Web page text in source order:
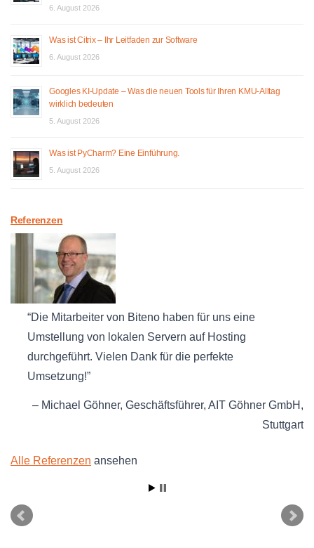
6. August 2026
Was ist Citrix – Ihr Leitfaden zur Software
6. August 2026
Googles KI-Update – Was die neuen Tools für Ihren KMU-Alltag
wirklich bedeuten
5. August 2026
Was ist PyCharm? Eine Einführung.
5. August 2026
Referenzen
Die Mitarbeiter von Biteno haben für uns eine
Umstellung von lokalen Servern auf Hosting
durchgeführt. Vielen Dank für die perfekte
Umsetzung!
Michael Göhner Geschäftsführer AIT Göhner GmbH
Stuttgart
Alle Referenzen ansehen